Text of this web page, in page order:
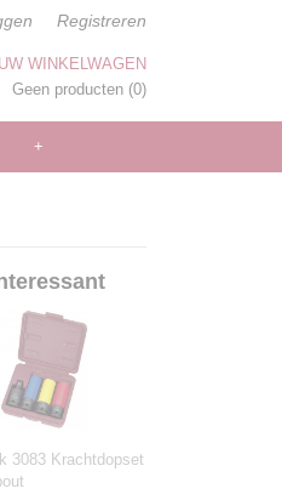
Registreren
UW WINKELWAGEN
Geen producten (0)
+
3083 Krachtdopset